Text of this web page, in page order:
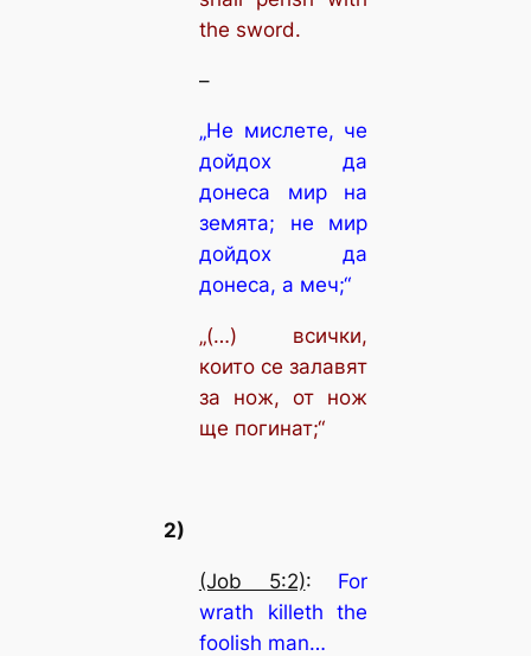
the sword.
–
„Не мислете, че
дойдох да
донеса мир на
земята; не мир
дойдох да
донеса, а меч;“
„(…) всички,
които се залавят
за нож, от нож
ще погинат;“
2)
(Job 5:2): For
wrath killeth the
foolish man…